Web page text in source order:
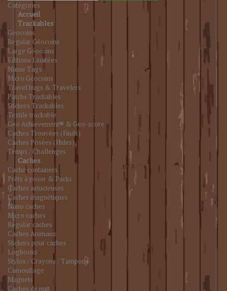
Catégories
Accueil
Trackables
Géocoins
Regular Géocoins
Large Géocoins
Editions Limitées
Name Tags
Micro Géocoins
Travel bugs & Travelers
Patchs Trackables
Stickers Trackables
Textile trackable
Geo Achievement® & Geo-score
Caches Trouvées (Finds)
Caches Posées (Hides)
Temps / Challenges
Caches
Cache containers
Prêts à poser & Packs
Caches astucieuses
Caches magnétiques
Nano caches
Micro caches
Regular caches
Caches Animaux
Stickers pour caches
Logbooks
Stylos / Crayons / Tampons
Camouflage
Magnets
Caches de nuit